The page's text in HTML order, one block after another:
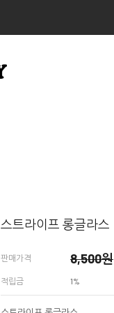
스트라이프 롱글라스
판매가격 8,500원
적립금 1%